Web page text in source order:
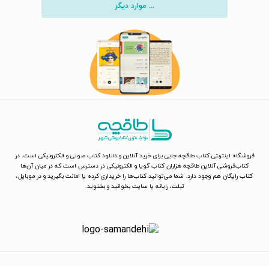
... موارد دیگر
فروشگاه اینترنتی کتاب طاقچه جایی برای خرید آنلاین و دانلود کتاب صوتی و الکترونیکی است. در
کتاب‌فروشی آنلاین طاقچه هزاران کتاب گویا و الکترونیکی در دسترس است که در میان آن‌ها
کتاب رایگان هم وجود دارد. شما می‌توانید کتاب‌ها را خریداری کرده یا امانت بگیرید و در موبایل،
تبلت، رایانه یا سایت بخوانید و بشنوید.